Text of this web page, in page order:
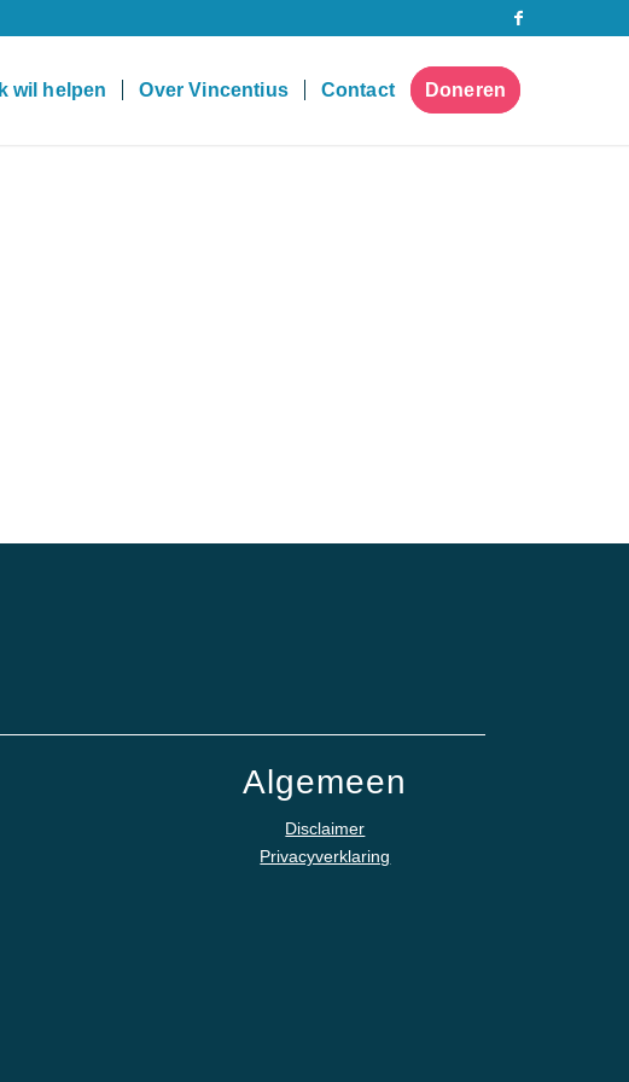
Ik wil helpen Over Vincentius Contact Doneren
Algemeen
Disclaimer
Privacyverklaring